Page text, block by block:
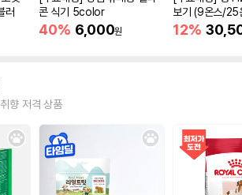
러
콘 식기 5color
40% 6,000원
보기 (9온스/25
12%
향 저격 상품